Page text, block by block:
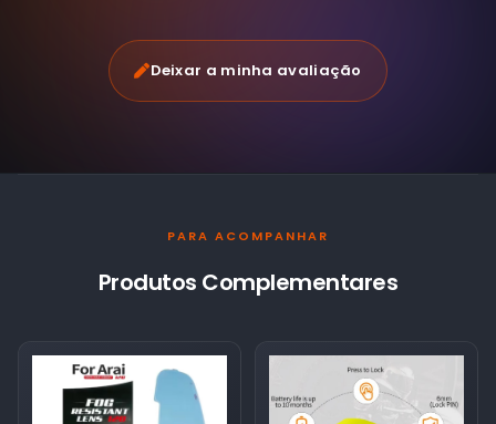
Deixar a minha avaliação
PARA ACOMPANHAR
Produtos Complementares